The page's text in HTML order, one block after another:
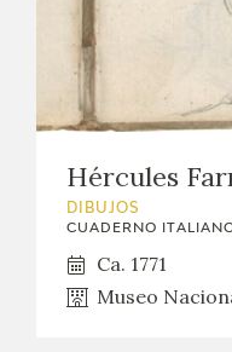
Hércules
DIBUJOS
CUADERNO
Ca. 1771
Museo